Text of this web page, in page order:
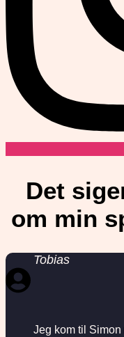
Det
om min
Tobias
Jeg kom til Simon